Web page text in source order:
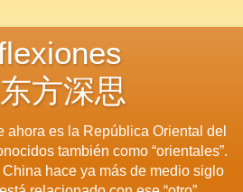
方深思
ahora es la República Oriental del
también como “orientales”.
hace ya más de medio siglo